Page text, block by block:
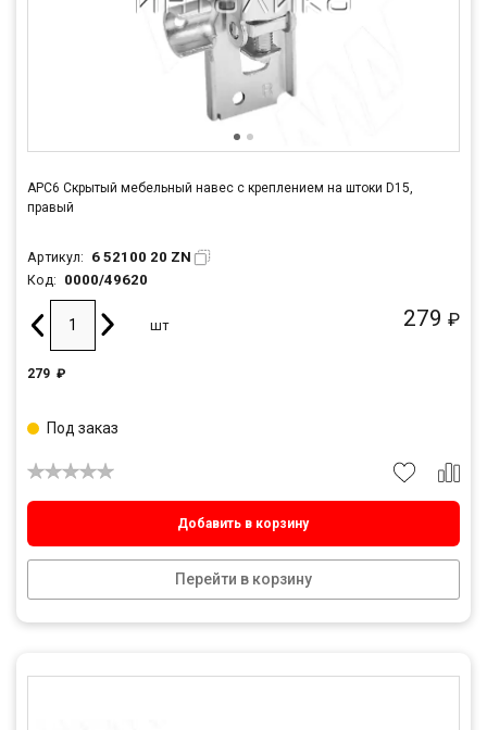
APC6 Скрытый мебельный навес с креплением на штоки D15,
правый
Артикул: 6 52100 20 ZN
Код: 0000/49620
279 ₽
шт
279 ₽
Добавить в корзину
Перейти в корзину
Под заказ